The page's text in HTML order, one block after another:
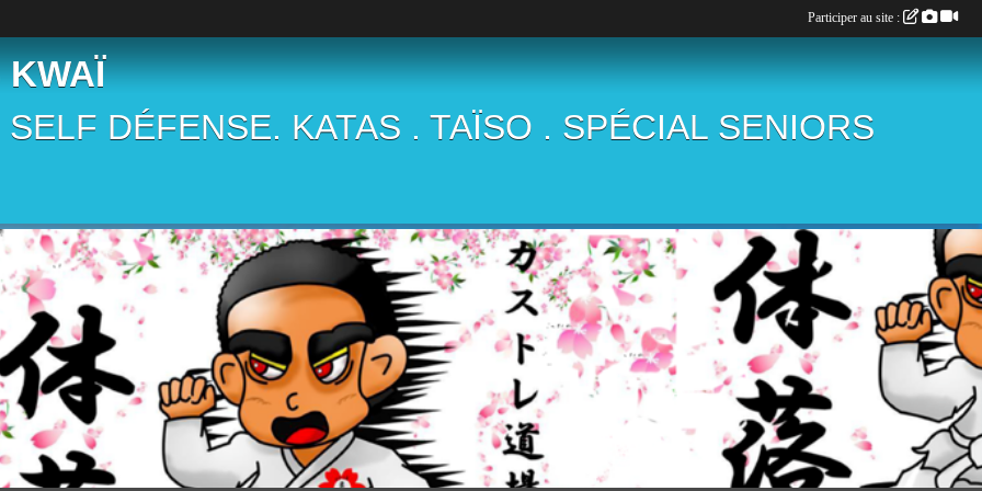
KWAÏ
DÉFENSE. KATAS . TAÏSO . SPÉCIAL SENIORS
Participer au site :